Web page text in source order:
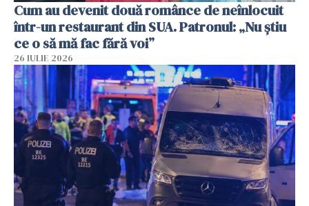
Cum au devenit două românce de neînlocuit
într-un restaurant din SUA. Patronul: „Nu știu
ce o să mă fac fără voi”
26 IULIE 2026